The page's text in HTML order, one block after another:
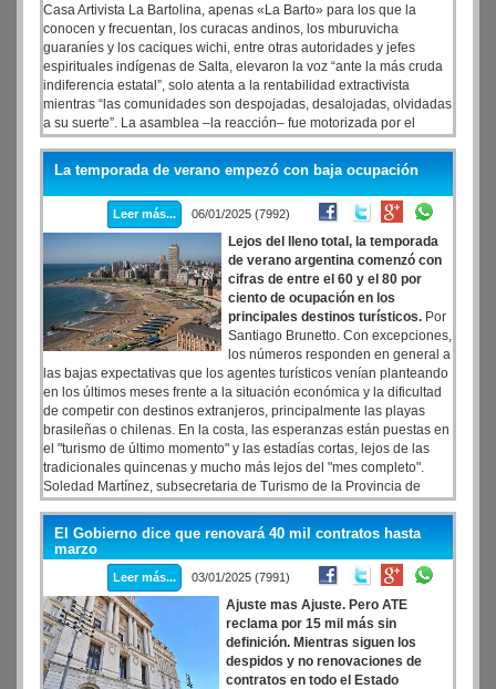
Casa Artivista La Bartolina, apenas «La Barto» para los que la
conocen y frecuentan, los curacas andinos, los mburuvicha
guaraníes y los caciques wichi, entre otras autoridades y jefes
espirituales indígenas de Salta, elevaron la voz “ante la más cruda
indiferencia estatal”, solo atenta a la rentabilidad extractivista
mientras “las comunidades son despojadas, desalojadas, olvidadas
a su suerte”. La asamblea –la reacción– fue motorizada por el
último atropello a los derechos constitucionales de los pueblos
originarios: el nuevo Ordenamiento Territorial de Bosques Nativos
(OTBN) de la provincia de Salta que habilita desmontes en zonas
que antes estaban protegidas por ley.
La temporada de verano empezó con baja ocupación
Leer más... 06/01/2025 (7992)
Lejos del lleno total, la temporada
de verano argentina comenzó con
cifras de entre el 60 y el 80 por
ciento de ocupación en los
principales destinos turísticos. Por
Santiago Brunetto. Con excepciones,
los números responden en general a
las bajas expectativas que los agentes turísticos venían planteando
en los últimos meses frente a la situación económica y la dificultad
de competir con destinos extranjeros, principalmente las playas
brasileñas o chilenas. En la costa, las esperanzas están puestas en
el "turismo de último momento" y las estadías cortas, lejos de las
tradicionales quincenas y mucho más lejos del "mes completo".
Soledad Martínez, subsecretaria de Turismo de la Provincia de
Buenos Aires, fue la primera funcionaria en dar una cifra
aproximada del panorama de inicio de temporada en los destinos
turísticos bonaerenses: “Hay un 60 o 70 por ciento de ocupación en
los lugares con playa, pero se espera un incremento hacia el fin de
semana”, dijo Martínez a Radio Provincia
El Gobierno dice que renovará 40 mil contratos hasta
marzo
Leer más... 03/01/2025 (7991)
Ajuste mas Ajuste. Pero ATE
reclama por 15 mil más sin
definición. Mientras siguen los
despidos y no renovaciones de
contratos en todo el Estado